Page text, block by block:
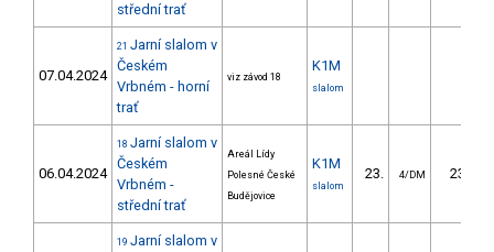
střední trať
07.04.2024
21 Jarní slalom v
Českém
Vrbném - horní
trať
viz závod 18
K1M
slalom
06.04.2024
18 Jarní slalom v
Českém
Vrbném -
střední trať
Areál Lídy
Polesné České
Budějovice
K1M
slalom
23. 4/DM 23.03
19 Jarní slalom v